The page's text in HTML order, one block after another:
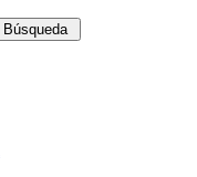
Búsqueda